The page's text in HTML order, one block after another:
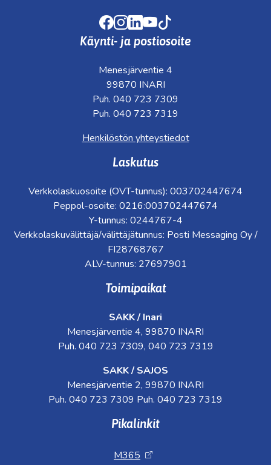
Facebook
Instagram
LinkedIn
Youtube
Käynti- ja postiosoite
Menesjärventie 4
99870 INARI
Puh. 040 723 7309
Puh. 040 723 7319
Henkilöstön yhteystiedot
Laskutus
Verkkolaskuosoite (OVT-tunnus): 003702447674
Peppol-osoite: 0216:003702447674
Y-tunnus: 0244767-4
Verkkolaskuvälittäjä/välittäjätunnus: Posti Messaging Oy /
FI28768767
ALV-tunnus: 27697901
Toimipaikat
SAKK / Inari
Menesjärventie 4, 99870 INARI
Puh. 040 723 7309, 040 723 7319
SAKK / SAJOS
Menesjärventie 2, 99870 INARI
Puh. 040 723 7309 Puh. 040 723 7319
Pikalinkit
M365